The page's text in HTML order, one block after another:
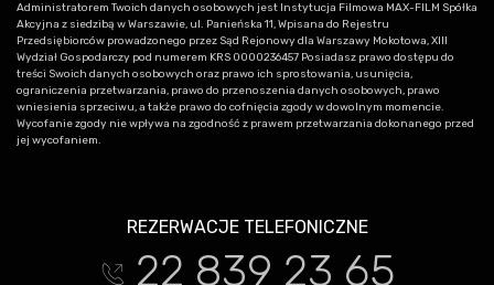
Administratorem Twoich danych osobowych jest Instytucja Filmowa MAX-FILM Spółka
Akcyjna z siedzibą w Warszawie, ul. Panieńska 11, Wpisana do Rejestru
Przedsiębiorców prowadzonego przez Sąd Rejonowy dla Warszawy Mokotowa, XIII
Wydział Gospodarczy pod numerem KRS 0000236457 Posiadasz prawo dostępu do
treści Swoich danych osobowych oraz prawo ich sprostowania, usunięcia,
ograniczenia przetwarzania, prawo do przenoszenia danych osobowych, prawo
wniesienia sprzeciwu, a także prawo do cofnięcia zgody w dowolnym momencie.
Wycofanie zgody nie wpływa na zgodność z prawem przetwarzania dokonanego przed
jej wycofaniem.
REZERWACJE TELEFONICZNE
t 22 839 23 65